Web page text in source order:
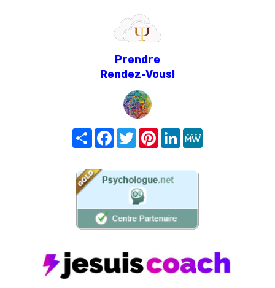
Prendre
Rendez-Vous!
Share FacebookTwitterPinterest
LinkedIn